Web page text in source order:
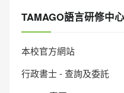
TAMAGO語言研修中
本校官方網站
行政書士 - 查詢及委託